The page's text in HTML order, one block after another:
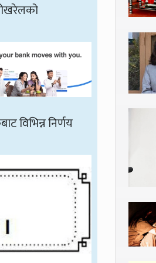
विभिन्न निर्णय